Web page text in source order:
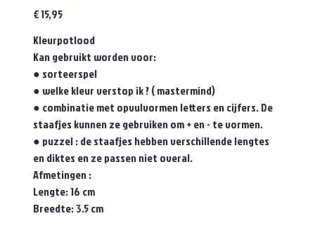
Prijs
€ 15,95
Kleurpotlood
Kan gebruikt worden voor:
● sorteerspel
● welke kleur verstop ik ? ( mastermind)
● combinatie met opvulvormen letters en cijfers. De
staafjes kunnen ze gebruiken om + en - te vormen.
● puzzel : de staafjes hebben verschillende lengtes
en diktes en ze passen niet overal.
Afmetingen :
Lengte: 16 cm
Breedte: 3.5 cm